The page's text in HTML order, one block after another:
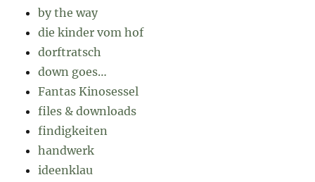
by the way
die kinder vom hof
dorftratsch
down goes…
Fantas Kinosessel
files & downloads
findigkeiten
handwerk
ideenklau